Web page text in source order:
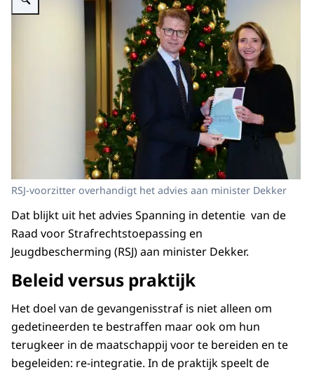
RSJ-voorzitter overhandigt het advies aan minister Dekker
Dat blijkt uit het advies Spanning in detentie van de
Raad voor Strafrechtstoepassing en
Jeugdbescherming (RSJ) aan minister Dekker.
Beleid versus praktijk
Het doel van de gevangenisstraf is niet alleen om
gedetineerden te bestraffen maar ook om hun
terugkeer in de maatschappij voor te bereiden en te
begeleiden: re-integratie. In de praktijk speelt de